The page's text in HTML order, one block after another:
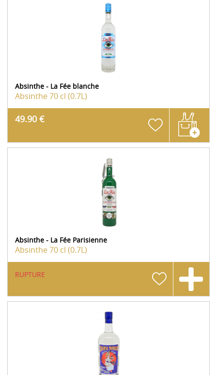
Absinthe - La Fée blanche
Absinthe70 cl (0.7L)
49.90 €
Absinthe - La Fée Parisienne
Absinthe70 cl (0.7L)
RUPTURE